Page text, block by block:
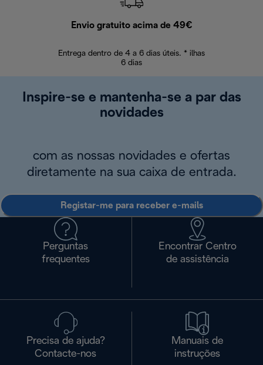
Envio gratuito acima de 49€
Entrega dentro de 4 a 6 dias úteis. * ilhas
6 dias
Inspire-se e mantenha-se a par das
novidades
com as nossas novidades e ofertas
diretamente na sua caixa de entrada.
Registar-me para receber e-mails
Perguntas
frequentes
Encontrar Centro
de assistência
Precisa de ajuda?
Contacte-nos
Manuais de
instruções